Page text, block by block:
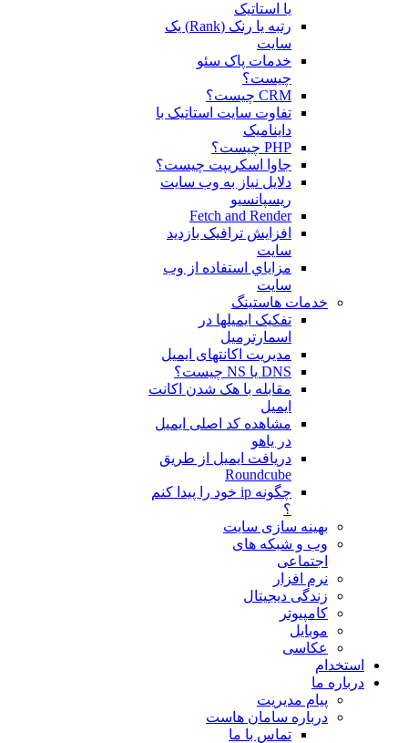
یا استاتیک
رتبه یا رنک (Rank) یک
سایت
خدمات پاک سئو
چیست؟
CRM چیست؟
تفاوت سایت استاتیک با
داینامیک
PHP چیست؟
جاوا اسکریپت چیست؟
دلايل نياز به وب سايت
ريسپانسيو
Fetch and Render
افزایش ترافیک بازدید
سایت
مزاياي استفاده از وب
سايت
خدمات هاستینگ
تفکیک ایمیلها در
اسمارترمیل
مدیریت اکانتهای ایمیل
DNS یا NS چیست؟
مقابله با هک شدن اکانت
ایمیل
مشاهده کد اصلی ایمیل
در یاهو
دریافت ایمیل از طریق
Roundcube
چگونه ip خود را پیدا کنم
؟
بهینه سازی سایت
وب و شبکه های
اجتماعی
نرم افزار
زندگی دیجیتال
کامپیوتر
موبایل
عکاسی
استخدام
درباره ما
پیام مدیریت
درباره سامان هاست
تماس با ما